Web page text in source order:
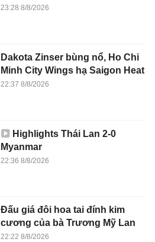
23:28 8/8/2026
Dakota Zinser bùng nổ, Ho Chi
Minh City Wings hạ Saigon Heat
22:37 8/8/2026
Highlights Thái Lan 2-0
Myanmar
22:36 8/8/2026
Đấu giá đôi hoa tai đính kim
cương của bà Trương Mỹ Lan
22:22 8/8/2026